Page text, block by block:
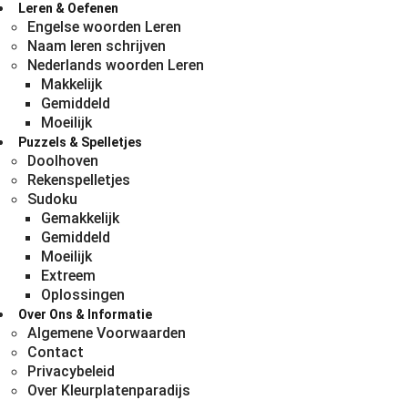
Leren & Oefenen
Engelse woorden Leren
Naam leren schrijven
Nederlands woorden Leren
Makkelijk
Gemiddeld
Moeilijk
Puzzels & Spelletjes
Doolhoven
Rekenspelletjes
Sudoku
Gemakkelijk
Gemiddeld
Moeilijk
Extreem
Oplossingen
Over Ons & Informatie
Algemene Voorwaarden
Contact
Privacybeleid
Over Kleurplatenparadijs